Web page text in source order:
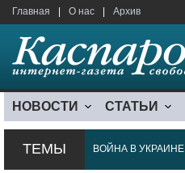
Главная О нас Архив
НОВОСТИ СТАТЬИ
ТЕМЫ ВОЙНА В УКРАИНЕ